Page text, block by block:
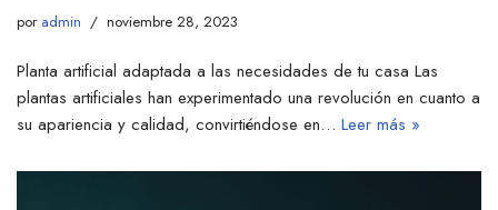
por admin noviembre 28, 2023
Planta artificial adaptada a las necesidades de tu casa Las
plantas artificiales han experimentado una revolución en cuanto a
su apariencia y calidad, convirtiéndose en… Leer más »